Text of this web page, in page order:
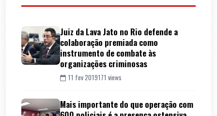
Juiz da Lava Jato no Rio defende a
colaboração premiada como
instrumento de combate às
organizações criminosas
11 fev 2019171 views
Mais importante do que operação com